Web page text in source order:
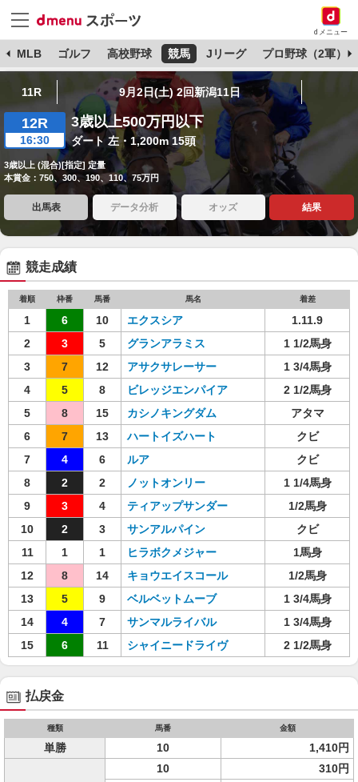
dメニュー
MLB ゴルフ 高校野球 競馬 Jリーグ プロ野球（2軍）
11R 9月2日(土) 2回新潟11日
12R
16:30
3歳以上500万円以下
ダート 左・1,200m 15頭
3歳以上 (混合)[指定] 定量
本賞金：750、300、190、110、75万円
出馬表 データ分析 オッズ 結果
競走成績
着順 枠番 馬番 馬名 着差
1 6 10 エクスシア
1.11.9
2
3 5 グランアラミス
1 1/2馬身
3
7 12 アサクサレーサー
1 3/4馬身
4
5 8 ビレッジエンパイア
2 1/2馬身
5
8 15 カシノキングダム
アタマ
6
7 13 ハートイズハート
クビ
7
4 6 ルア
クビ
8
2 2 ノットオンリー
1 1/4馬身
9
3 4 ティアップサンダー
1/2馬身
10
2 3 サンアルパイン
クビ
11
1 1 ヒラボクメジャー
1馬身
12
8 14 キョウエイスコール
1/2馬身
13
5 9 ベルベットムーブ
1 3/4馬身
14
4 7 サンマルライバル
1 3/4馬身
15
6 11 シャイニードライヴ 2 1/2馬身
払戻金
種類 馬番 金額
単勝 10 1,410円
10
310円